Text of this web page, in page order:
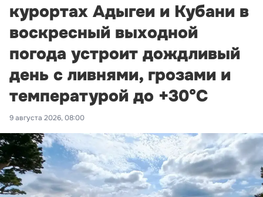
курортах Адыгеи и Кубани в
воскресный выходной
погода устроит дождливый
день с ливнями, грозами и
температурой до +30°С
9 августа 2026, 08:00